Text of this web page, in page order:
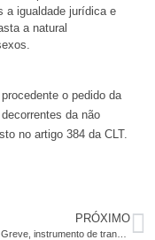
a igualdade jurídica e
a natural
o pedido da
da não
no artigo 384 da CLT.
PRÓXIMO
ARTIGO: Greve, instrumento de transformação social